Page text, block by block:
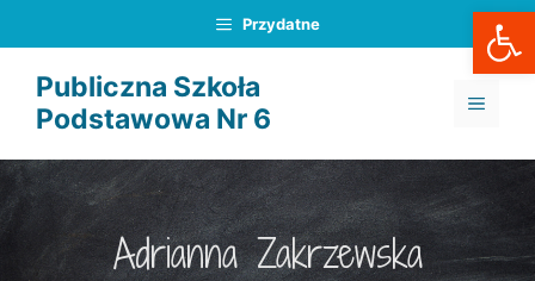
do
treści
Przydatne
Publiczna Szkoła
Podstawowa Nr 6
MENU
Adrianna Zakrzewska